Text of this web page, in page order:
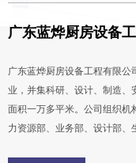
广东蓝烨厨房设备
广东蓝烨厨房设备工程有限
业，并集科研、设计、制造、
面积一万多平米。公司组织机
力资源部、业务部、设计部、